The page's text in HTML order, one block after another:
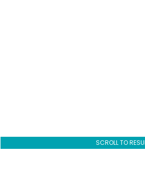
SCROLL TO